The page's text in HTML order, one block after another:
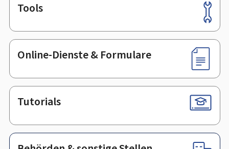
Footer
Tools
Online-Dienste & Formulare
Tutorials